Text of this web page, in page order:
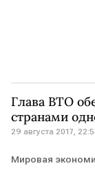
Глава ВТО
странами
29 августа 2017,
Мировая